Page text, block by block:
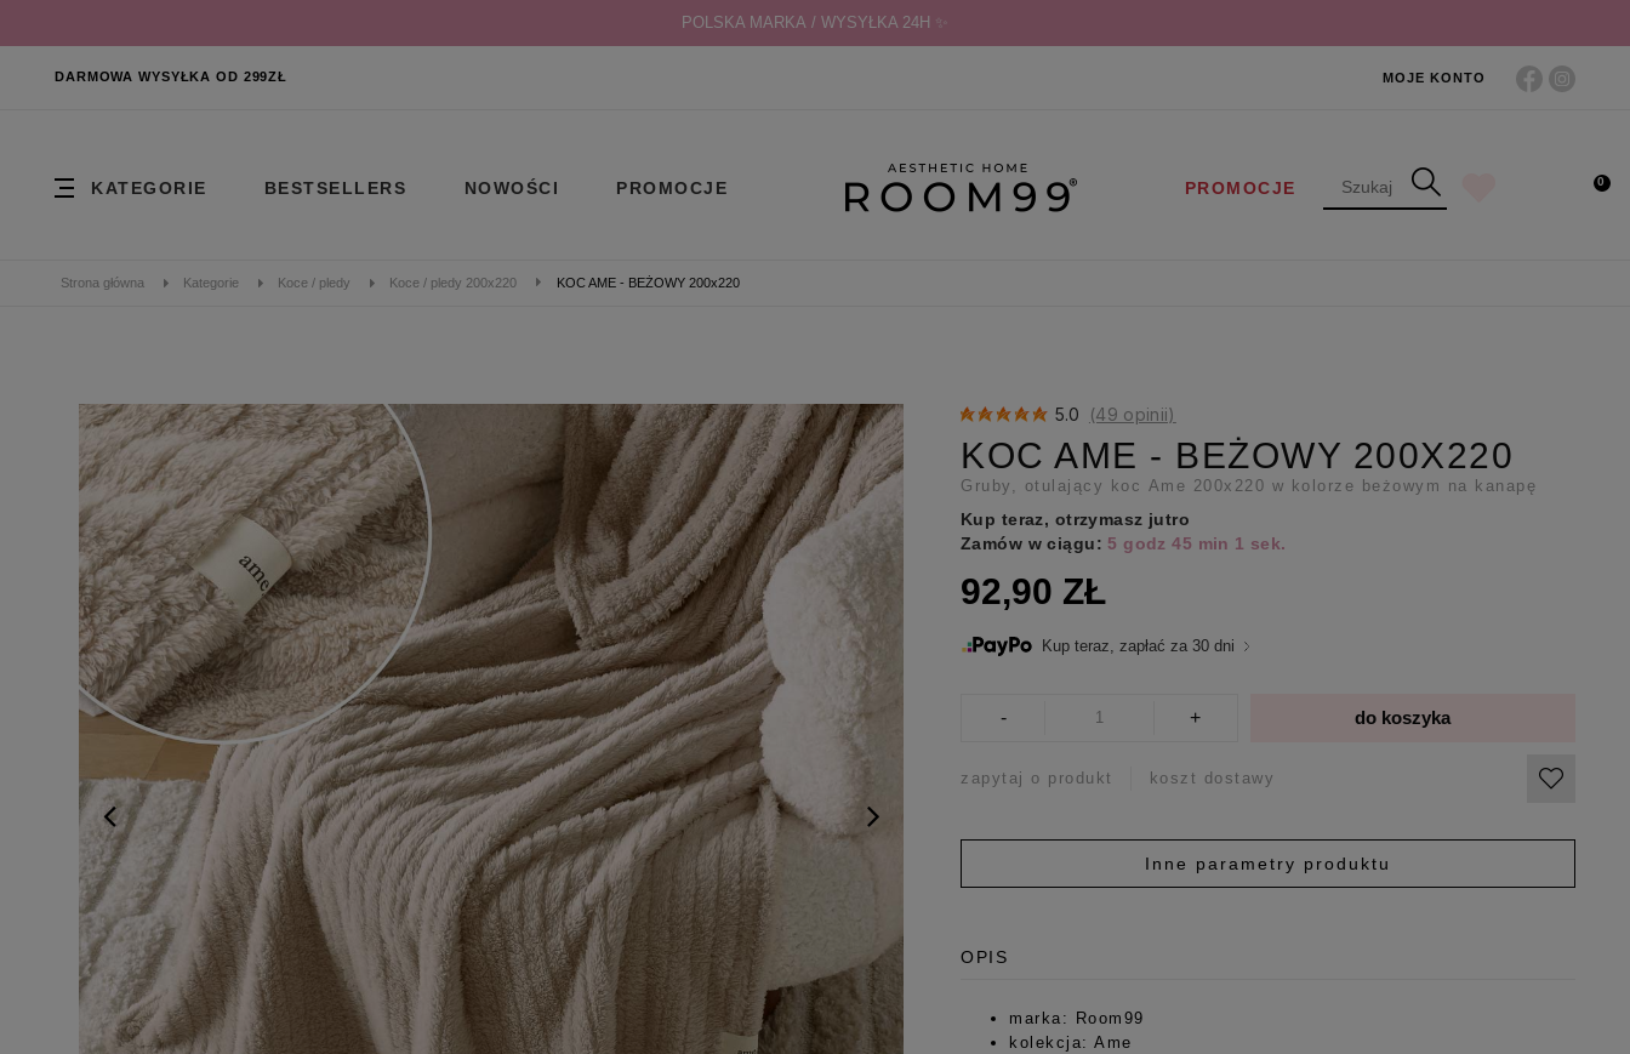
POLSKA MARKA / WYSYŁKA 24H ✨
DARMOWA WYSYŁKA OD 299ZŁ MOJE KONTO
KATEGORIE BESTSELLERS NOWOŚCI PROMOCJE PROMOCJE 0
Strona główna Kategorie Koce / pledy Koce / pledy 200x220 KOC AME - BEŻOWY 200x220
5.0 (49 opinii)
KOC AME - BEŻOWY 200X220
Gruby, otulający koc Ame 200x220 w kolorze beżowym na kanapę
Kup teraz, otrzymasz jutro
Zamów w ciągu: 5 godz 44 min 58 sek.
92,90 ZŁ
Kup teraz, zapłać za 30 dni
- + do koszyka
zapytaj o produkt koszt dostawy
Inne parametry produktu
OPIS
marka: Room99
kolekcja: Ame